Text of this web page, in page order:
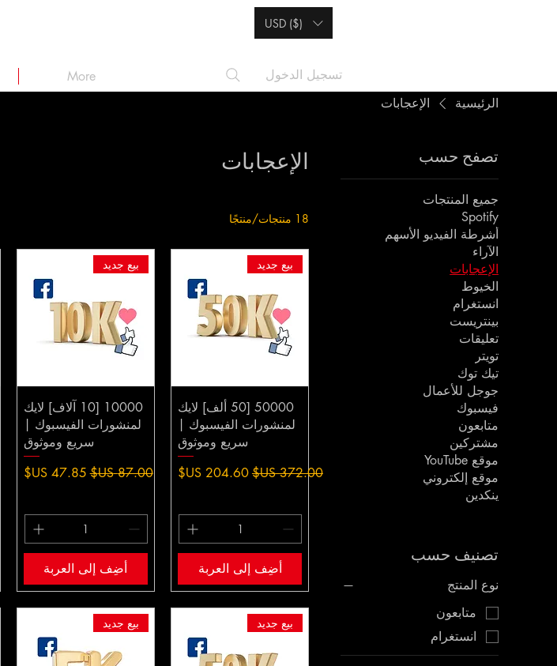
More
USD ($)
تسجيل الدخول
الرئيسية
الإعجابات
تصفح حسب
جميع المنتجات
Spotify
أشرطة الفيديو الأسهم
الآراء
الإعجابات
الخيوط
انستغرام
بينتريست
تعليقات
تويتر
تيك توك
جوجل للأعمال
فيسبوك
متابعون
مشتركين
موقع YouTube
موقع إلكتروني
ينكدين
تصنيف حسب
نوع المنتج
متابعون
انستغرام
الإعجابات
18 منتجات/منتجًا
بيع جديد
50000 [50 ألف] لايك
لمنشورات الفيسبوك |
سريع وموثوق
سعر عادي‏372.00 US$ سعر البيع‏204.60 US$
أضِف إلى العربة
بيع جديد
10000 [10 آلاف] لايك
لمنشورات الفيسبوك |
سريع وموثوق
سعر عادي‏87.00 US$ سعر البيع
أضِف إلى العربة
بيع جديد بيع جديد